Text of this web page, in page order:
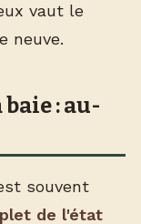
vaut le
neuve.
: au-
souvent
de l'état